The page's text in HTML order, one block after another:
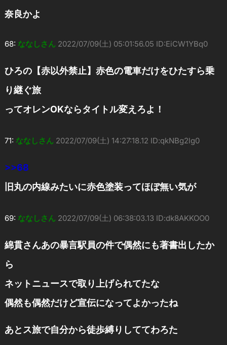
奈良かよ
68: ななしさん 2022/07/09(土) 05:01:56.05 ID:EiCW1YBq0
ひろの【赤以外禁止】赤色の電車だけをひたすら乗
り継ぐ旅
ってオレンOKならタイトル変えろよ！
71: ななしさん 2022/07/09(土) 14:27:18.12 ID:qkNBg2lg0
>>68
旧丸の内線みたいに赤色塗装ってほぼ無い気が
69: ななしさん 2022/07/09(土) 06:38:03.13 ID:dk8AKKOO0
綿貫さんあの暴言駅員の件で偶然にも著書出したか
ら
ネットニュースで取り上げられてたな
偶然も偶然だけど宣伝になってよかったね
あとス旅で自分から徒歩縛りしててわろた